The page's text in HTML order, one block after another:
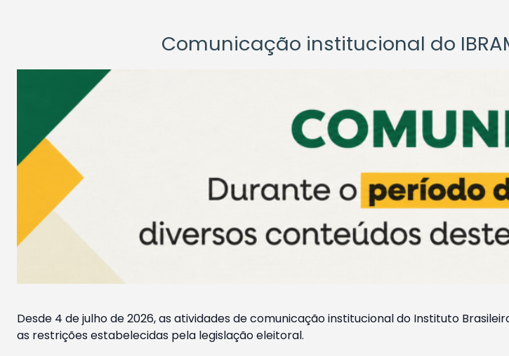
Comunicação institucional do
Desde 4 de julho de 2026, as atividades de comunicação institucional do Instituto
as restrições estabelecidas pela legislação eleitoral.